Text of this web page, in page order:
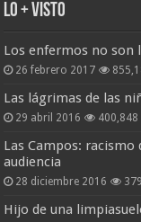
Lo + Visto
Los enfermos no son
26 febrero 2017
Las lágrimas de las
29 abril 2016 400,848
Las Campos:
audiencia
28 diciembre 2016
Hijo de una